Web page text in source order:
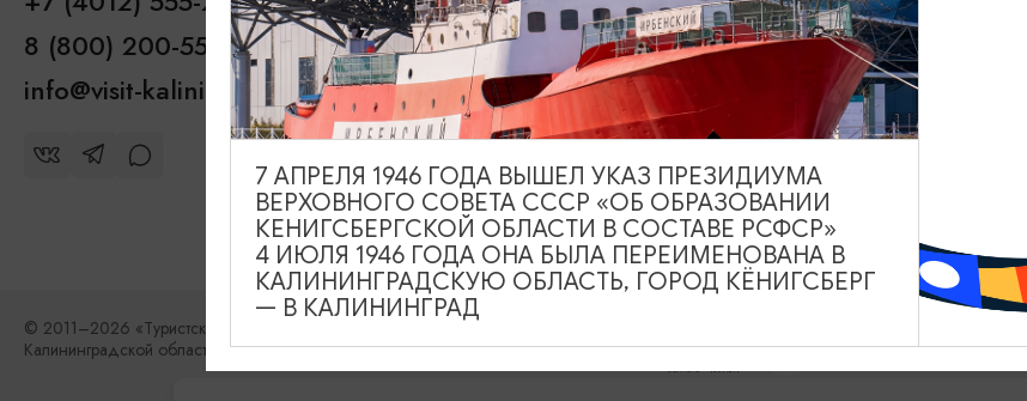
8 (800) 200-55-39
info@visit-kaliningrad.ru
Где остановиться
услуг, предоставленных
сторонними организациями
© 2011–2026 «Туристский информационный центр
Калининградской области»
7 АПРЕЛЯ 1946 ГОДА ВЫШЕЛ УКАЗ ПРЕЗИДИУМА
ВЕРХОВНОГО СОВЕТА СССР «ОБ ОБРАЗОВАНИИ
КЕНИГСБЕРГСКОЙ ОБЛАСТИ В СОСТАВЕ РСФСР»
4 ИЮЛЯ 1946 ГОДА ОНА БЫЛА ПЕРЕИМЕНОВАНА В
КАЛИНИНГРАДСКУЮ ОБЛАСТЬ, ГОРОД КЁНИГСБЕРГ
— В КАЛИНИНГРАД